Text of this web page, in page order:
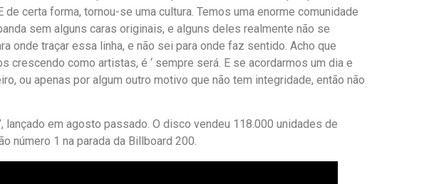
certa forma, tornou-se uma cultura. Temos uma enorme comunidade
sem alguns caras originais, e alguns deles realmente não se
onde traçar essa linha, e não sei para onde faz sentido. Acho que
como artistas, é ‘ sempre será. E se acordarmos um dia e
ou apenas por algum outro motivo que não tem integridade, então não
, lançado em agosto passado. O disco vendeu 118.000 unidades de
número 1 na parada da Billboard 200.